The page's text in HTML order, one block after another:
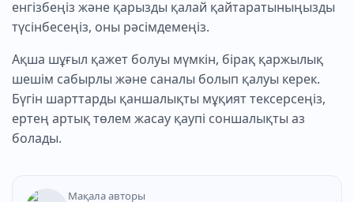
енгізбеңіз және қарызды қалай қайтаратыныңызды
түсінбесеңіз, оны рәсімдемеңіз.
Ақша шұғыл қажет болуы мүмкін, бірақ қаржылық
шешім сабырлы және саналы болып қалуы керек.
Бүгін шарттарды қаншалықты мұқият тексерсеңіз,
ертең артық төлем жасау қаупі соншалықты аз
болады.
Мақала авторы